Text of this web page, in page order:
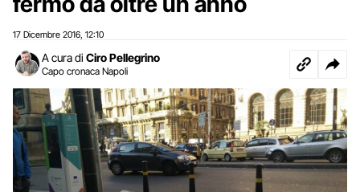
17 Dicembre 2016 12:10
A cura di Ciro Pellegrino
Capo cronaca Napoli